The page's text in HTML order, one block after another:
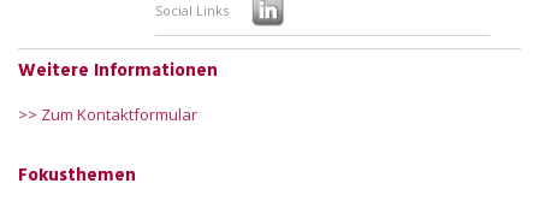
Social Links
Weitere Informationen
>> Zum Kontaktformular
Fokusthemen